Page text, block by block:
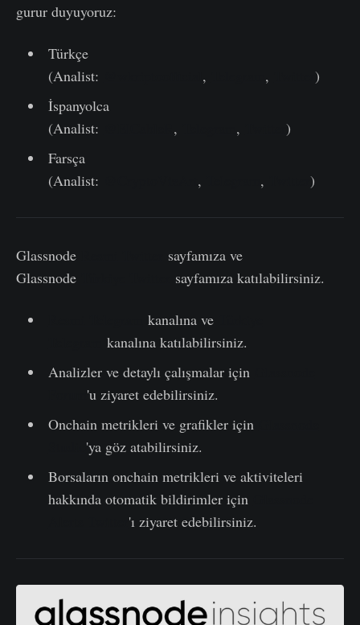
gurur duyuyoruz:
Türkçe
(Analist:
, ,
)
İspanyolca
(Analist:
, ,
)
Farsça
(Analist:
, , )
Glassnode
sayfamıza ve
Glassnode
sayfamıza katılabilirsiniz.
kanalına ve
kanalına katılabilirsiniz.
Analizler ve detaylı çalışmalar için
'u ziyaret edebilirsiniz.
Onchain metrikleri ve grafikler için
'ya göz atabilirsiniz.
Borsaların onchain metrikleri ve aktiviteleri
hakkında otomatik bildirimler için
'ı ziyaret edebilirsiniz.